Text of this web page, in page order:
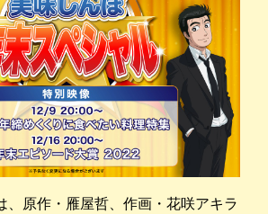
、原作・雁屋哲、作画・花咲アキラ